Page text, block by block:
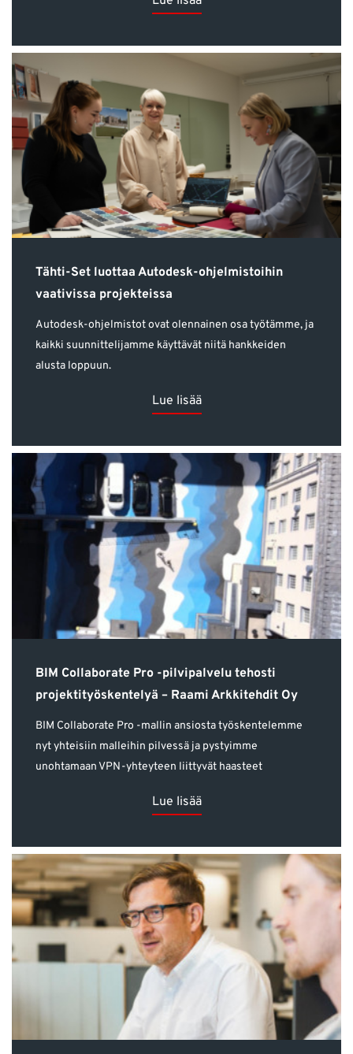
Tähti-Set luottaa Autodesk-ohjelmistoihin
vaativissa projekteissa
Autodesk-ohjelmistot ovat olennainen osa työtämme, ja
kaikki suunnittelijamme käyttävät niitä hankkeiden
alusta loppuun.
Lue lisää
BIM Collaborate Pro -pilvipalvelu tehosti
projektityöskentelyä – Raami Arkkitehdit Oy
BIM Collaborate Pro -mallin ansiosta työskentelemme
nyt yhteisiin malleihin pilvessä ja pystyimme
unohtamaan VPN-yhteyteen liittyvät haasteet
Lue lisää